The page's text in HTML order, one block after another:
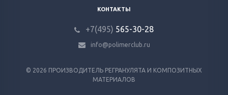
© 2026 ПРОИЗВОДИТЕЛЬ РЕГРАНУЛЯТА И КОМПОЗИТНЫХ
МАТЕРИАЛОВ
КОНТАКТЫ
+7(495) 565-30-28
info@polimerclub.ru